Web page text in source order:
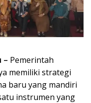
– Pemerintah
memiliki strategi
baru yang mandiri
instrumen yang